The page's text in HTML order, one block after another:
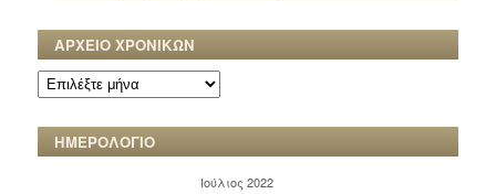
ΑΡΧΕΙΟ ΧΡΟΝΙΚΩΝ
ΑΡΧΕΙΟ
ΧΡΟΝΙΚΩΝ
ΗΜΕΡΟΛΟΓΙΟ
Ιούλιος 2022